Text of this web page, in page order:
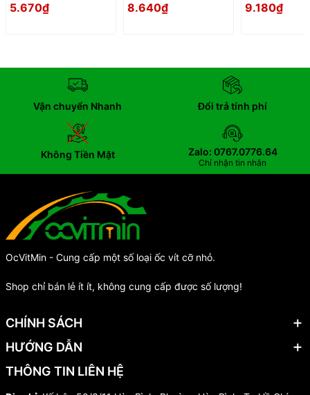
5.670₫ 8.640₫ 9.180₫
Vận chuyển Nhanh Đổi trả tính phí
Không Tiền Mặt Zalo: 0767.0776.64
Chỉ nhận tin nhắn
OcVitMin - Cung cấp một số loại ốc vít cỡ nhỏ.
Shop chỉ bán lẻ ít ít, không cung cấp được số lượng!
CHÍNH SÁCH
HƯỚNG DẪN
THÔNG TIN LIÊN HỆ